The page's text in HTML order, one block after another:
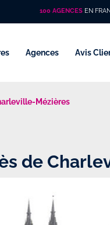
100 AGENCESEN
Agences Avis
Mézières
de